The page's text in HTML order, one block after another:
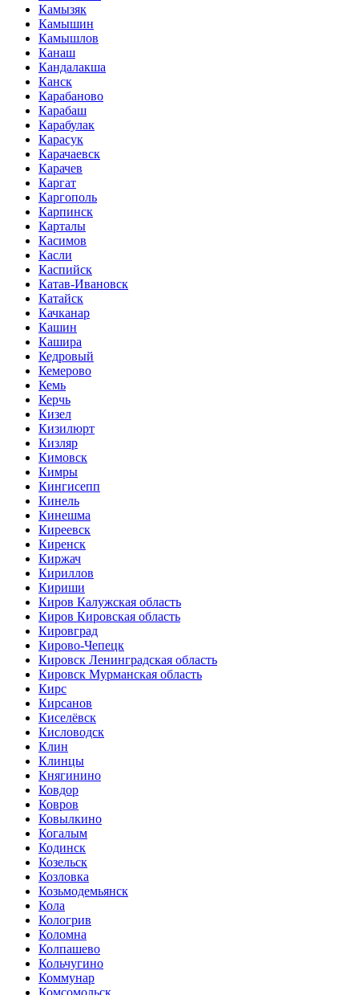
Камызяк
Камышин
Камышлов
Канаш
Кандалакша
Канск
Карабаново
Карабаш
Карабулак
Карасук
Карачаевск
Карачев
Каргат
Каргополь
Карпинск
Карталы
Касимов
Касли
Каспийск
Катав-Ивановск
Катайск
Качканар
Кашин
Кашира
Кедровый
Кемерово
Кемь
Керчь
Кизел
Кизилюрт
Кизляр
Кимовск
Кимры
Кингисепп
Кинель
Кинешма
Киреевск
Киренск
Киржач
Кириллов
Кириши
Киров Калужская область
Киров Кировская область
Кировград
Кирово-Чепецк
Кировск Ленинградская область
Кировск Мурманская область
Кирс
Кирсанов
Киселёвск
Кисловодск
Клин
Клинцы
Княгинино
Ковдор
Ковров
Ковылкино
Когалым
Кодинск
Козельск
Козловка
Козьмодемьянск
Кола
Кологрив
Коломна
Колпашево
Кольчугино
Коммунар
Комсомольск